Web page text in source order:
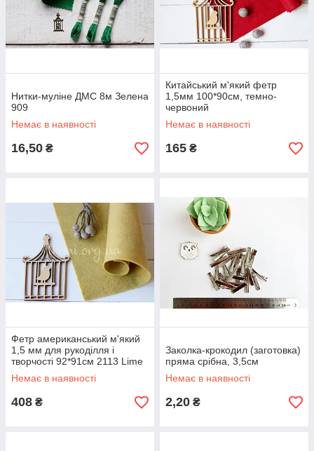
Нитки-муліне ДМС 8м Зелена
909
Немає в наявності
16,50 ₴
Китайський м'який фетр
1,5мм 100*90см, темно-
червоний
Немає в наявності
165 ₴
Фетр американський м'який
1,5 мм для рукоділля і
творчості 92*91см 2113 Lime
Twist (Лаймовий твіст)
Немає в наявності
408 ₴
Заколка-крокодил (заготовка)
пряма срібна, 3,5см
Немає в наявності
2,20 ₴